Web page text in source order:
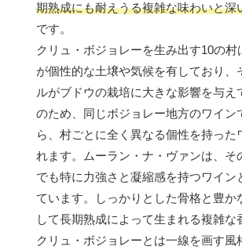
期熟成にも耐えうる複雑な味わいと深
です。
クリュ・ボジョレーを生み出す10の村
が個性的な土壌や気候を有しており、
ルがブドウの栽培に大きな影響を与え
のため、同じボジョレー地方のワイン
ら、村ごとに全く異なる個性を持った
れます。ムーラン・ナ・ヴァンは、そ
でも特に力強さと凝縮感を持つワイン
ています。しっかりとした骨格と豊か
して長期熟成によって生まれる複雑な
クリュ・ボジョレーとは一線を画す風